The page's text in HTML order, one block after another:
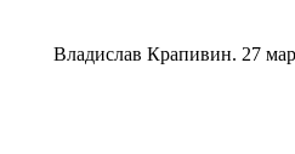
Владислав Крапивин. 27